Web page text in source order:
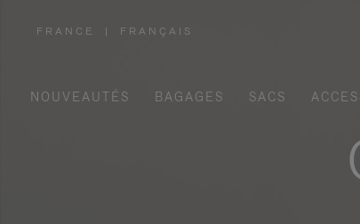
FRANCE
,
| FRANÇAIS
NOUVEAUTÉS BAGAGES SACS